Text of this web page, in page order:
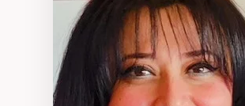
technologies
Technologies d'apprentissage
Insertion professionnelle du
personnel enseignant
Construction identitaire en milieu
minoritaire francophone
Technologies éducatives pour la
continue